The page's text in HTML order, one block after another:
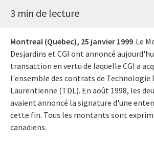
3 min de lecture
Montreal (Quebec), 25 janvier 1999 Le
Desjardins et CGI ont annoncé
transaction en vertu de laquelle CGI a
l'ensemble des contrats de Technologie
Laurentienne (TDL). En août 1998, les
avaient annoncé la signature d'une
cette fin. Tous les montants sont
canadiens.